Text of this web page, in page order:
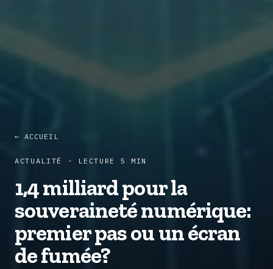
← ACCUEIL
ACTUALITÉ · LECTURE 5 MIN
1,4 milliard pour la
souveraineté numérique:
premier pas ou un écran
de fumée?